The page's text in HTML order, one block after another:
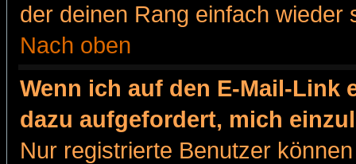
der deinen Rang einfach wieder
Nach oben
Wenn ich auf den E-Mail-Link
dazu aufgefordert, mich
Nur registrierte Benutzer